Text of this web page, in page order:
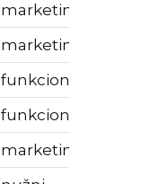
marketinški
marketinški
funkcionalni
funkcionalni
marketinški